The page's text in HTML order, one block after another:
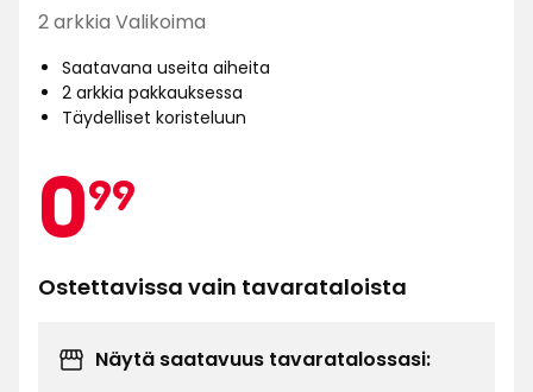
2 arkkia Valikoima
Saatavana useita aiheita
2 arkkia pakkauksessa
Täydelliset koristeluun
099
€
Ostettavissa vain tavarataloista
Näytä saatavuus tavaratalossasi: